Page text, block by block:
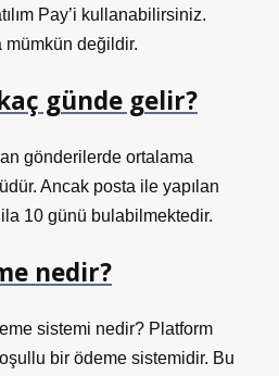
Pay’i kullanabilirsiniz.
mümkün değildir.
günde gelir?
gönderilerde ortalama
Ancak posta ile yapılan
10 günü bulabilmektedir.
nedir?
sistemi nedir? Platform
bir ödeme sistemidir. Bu